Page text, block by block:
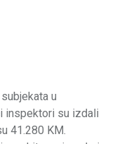
u
inspektori su izdali
41.280 KM.